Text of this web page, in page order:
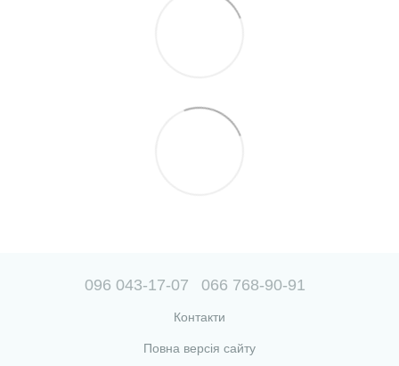
096 043-17-07 066 768-90-91
Контакти
Повна версія сайту